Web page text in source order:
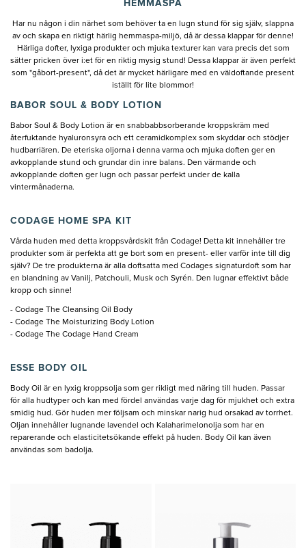
HEMMASPA
Har nu någon i din närhet som behöver ta en lugn stund för sig själv, slappna
av och skapa en riktigt härlig hemmaspa-miljö, då är dessa klappar för denne!
Härliga dofter, lyxiga produkter och mjuka texturer kan vara precis det som
sätter pricken över i:et för en riktig mysig stund! Dessa klappar är även perfekt
som "gåbort-present", då det är mycket härligare med en väldoftande present
iställt för lite blommor!
BABOR SOUL & BODY LOTION
Babor Soul & Body Lotion är en snabbabbsorberande kroppskräm med
återfuktande hyaluronsyra och ett ceramidkomplex som skyddar och stödjer
hudbarriären. De eteriska oljorna i denna varma och mjuka doften ger en
avkopplande stund och grundar din inre balans. Den värmande och
avkopplande doften ger lugn och passar perfekt under de kalla
vintermånaderna.
CODAGE HOME SPA KIT
Vårda huden med detta kroppsvårdskit från Codage! Detta kit innehåller tre
produkter som är perfekta att ge bort som en present- eller varför inte till dig
själv? De tre produkterna är alla doftsatta med Codages signaturdoft som har
en blandning av Vanilj, Patchouli, Musk och Syrén. Den lugnar effektivt både
kropp och sinne!
- Codage The Cleansing Oil Body
- Codage The Moisturizing Body Lotion
- Codage The Codage Hand Cream
ESSE BODY OIL
Body Oil är en lyxig kroppsolja som ger rikligt med näring till huden. Passar
för alla hudtyper och kan med fördel användas varje dag för mjukhet och extra
smidig hud. Gör huden mer följsam och minskar narig hud orsakad av torrhet.
Oljan innehåller lugnande lavendel och Kalaharimelonolja som har en
reparerande och elasticitetsökande effekt på huden. Body Oil kan även
användas som badolja.